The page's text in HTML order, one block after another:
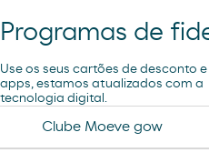
Ar e Água
Programas de
Use os seus cartões de desconto e
apps, estamos atualizados com a
tecnologia digital.
Clube Moeve gow